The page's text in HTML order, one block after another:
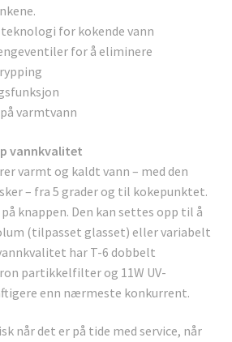
for kokende vann
for å eliminere
varmtvann
vannkvalitet
varmt og kaldt vann – med den
– fra 5 grader og til kokepunktet.
knappen. Den kan settes opp til å
(tilpasset glasset) eller variabelt
har T-6 dobbelt
partikkelfilter og 11W UV-
enn nærmeste konkurrent.
når det er på tide med service, når